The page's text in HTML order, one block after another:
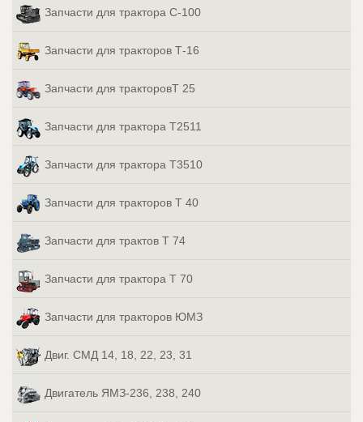
Запчасти для трактора С-100
Запчасти для тракторов Т-16
Запчасти для тракторовТ 25
Запчасти для трактора Т2511
Запчасти для трактора Т3510
Запчасти для тракторов Т 40
Запчасти для трактов Т 74
Запчасти для трактора Т 70
Запчасти для тракторов ЮМЗ
Двиг. СМД 14, 18, 22, 23, 31
Двигатель ЯМЗ-236, 238, 240